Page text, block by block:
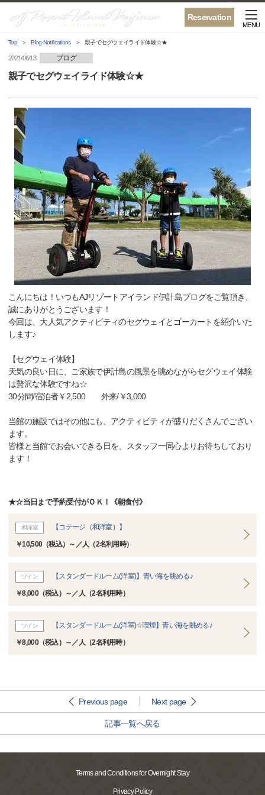
Reservation
MENU
Top Blog·Notifications 親子でセグウェイライド体験☆★
2021/06/13 ブログ
親子でセグウェイライド体験☆★
こんにちは！いつもAJリゾートアイランド伊計島ブログをご覧頂き、
誠にありがとうございます！
今回は、大人気アクティビティのセグウェイとゴーカートを紹介いた
します♪
【セグウェイ体験】
天気の良い日に、ご家族で伊計島の風景を眺めながらセグウェイ体験
は贅沢な体験ですね☆
30分間/宿泊者￥2,500 外来/￥3,000
当館の施設ではその他にも、アクティビティが盛りだくさんでござい
ます。
皆様と当館でお会いできる日を、スタッフ一同心よりお待ちしており
ます！
★☆当日まで予約受付がＯＫ！《朝食付》
和洋室 【コテージ（和洋室）】
￥10,500（税込）～／人（2名利用時）
ツイン 【スタンダードルーム(洋室)】青い海を眺める♪
￥8,000（税込）～／人（2名利用時）
ツイン 【スタンダードルーム(洋室)☆喫煙】青い海を眺める♪
￥8,000（税込）～／人（2名利用時）
Previous page Next page
記事一覧へ戻る
Terms and Conditions for Overnight Stay
Privacy Policy